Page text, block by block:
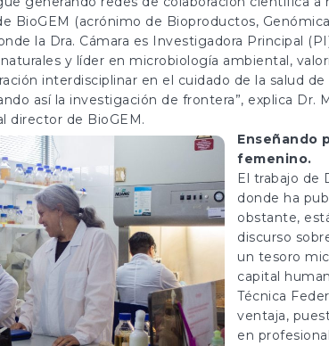
BioGEM (acrónimo de Bioproductos,
la Dra. Cámara es Investigadora Principal
y líder en microbiología ambiental,
interdisciplinar en el cuidado de la salud
así la investigación de frontera”, explica Dr.
director de BioGEM.
Enseñando
femenino.
El trabajo de
donde ha
obstante,
discurso
un tesoro
capital
Técnica
ventaja,
en